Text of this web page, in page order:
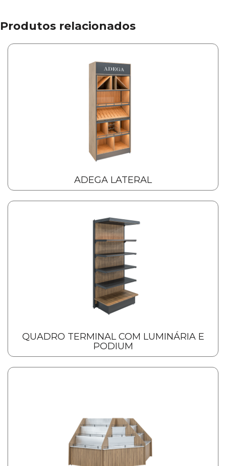
Produtos relacionados
ADEGA LATERAL
QUADRO TERMINAL COM LUMINÁRIA E
PODIUM